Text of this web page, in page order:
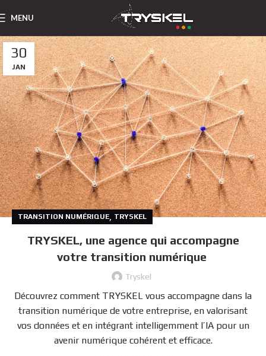
MENU
30
JAN
TRANSITION NUMÉRIQUE, TRYSKEL
TRYSKEL, une agence qui accompagne
votre transition numérique
Tryskel
Découvrez comment TRYSKEL vous accompagne dans la
transition numérique de votre entreprise, en valorisant
vos données et en intégrant intelligemment l’IA pour un
avenir numérique cohérent et efficace.